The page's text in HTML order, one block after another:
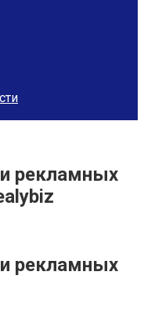
рекламных
рекламных